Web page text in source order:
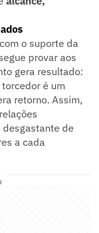
o suporte da
provar aos
gera resultado:
é um
retorno. Assim,
de
a cada